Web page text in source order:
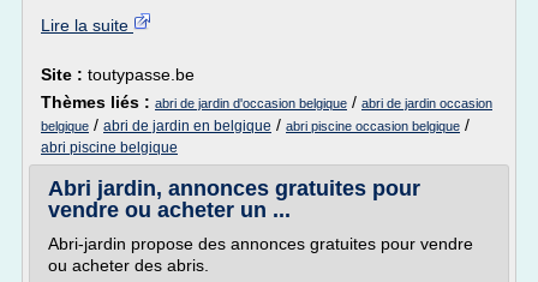
Lire la suite
Site : toutypasse.be
Thèmes liés : abri de jardin d'occasion belgique / abri de jardin occasion
belgique / abri de jardin en belgique / abri piscine occasion belgique /
abri piscine belgique
Abri jardin, annonces gratuites pour
vendre ou acheter un ...
Abri-jardin propose des annonces gratuites pour vendre
ou acheter des abris.